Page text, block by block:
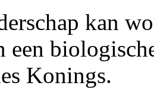
kan
een
Konings.